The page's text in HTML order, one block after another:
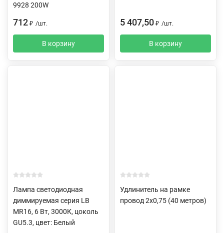
9928 200W
712 ₽ /шт.
В корзину
5 407,50 ₽ /шт.
В корзину
Лампа светодиодная
диммируемая серия LB
MR16, 6 Вт, 3000К, цоколь
GU5.3, цвет: Белый
Удлинитель на рамке
провод 2х0,75 (40 метров)